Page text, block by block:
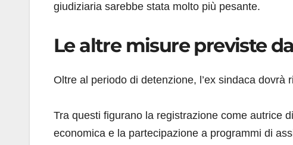
giudiziaria sarebbe stata molto più pesante.
Le altre misure previste
Oltre al periodo di detenzione, l’ex sindaca
Tra questi figurano la registrazione come autrice
economica e la partecipazione a programmi di